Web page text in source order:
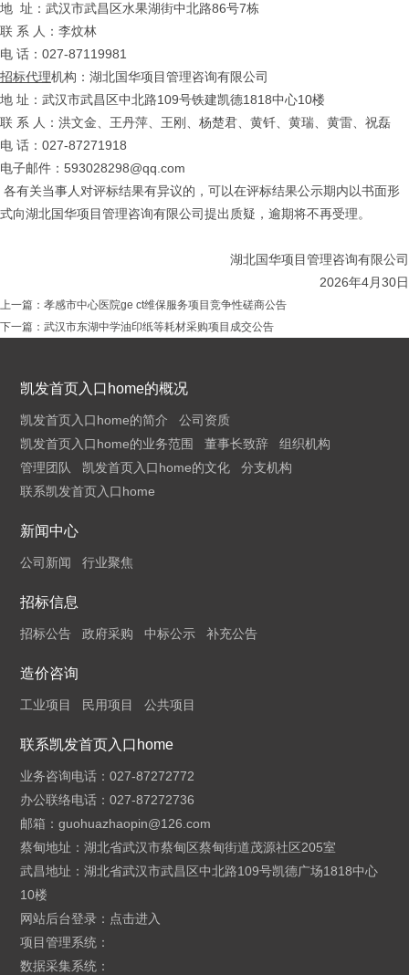
地 址：武汉市武昌区水果湖街中北路86号7栋
联 系 人：李炆林
电 话：027-87119981
招标代理机构：湖北国华项目管理咨询有限公司
地 址：武汉市武昌区中北路109号铁建凯德1818中心10楼
联 系 人：洪文金、王丹萍、王刚、杨楚君、黄钎、黄瑞、黄雷、祝磊
电 话：027-87271918
电子邮件： 593028298@qq.com
各有关当事人对评标结果有异议的，可以在评标结果公示期内以书面形
式向湖北国华项目管理咨询有限公司提出质疑，逾期将不再受理。
湖北国华项目管理咨询有限公司
2026年4月30日
上一篇： 孝感市中心医院ge ct维保服务项目竞争性磋商公告
下一篇： 武汉市东湖中学油印纸等耗材采购项目成交公告
凯发首页入口home的概况
凯发首页入口home的简介
公司资质
凯发首页入口home的业务范围
董事长致辞
组织机构
管理团队
凯发首页入口home的文化
分支机构
联系凯发首页入口home
新闻中心
公司新闻 行业聚焦
招标信息
招标公告 政府采购 中标公示 补充公告
造价咨询
工业项目 民用项目 公共项目
联系凯发首页入口home
业务咨询电话：027-87272772
办公联络电话：027-87272736
邮箱：guohuazhaopin@126.com
蔡甸地址：湖北省武汉市蔡甸区蔡甸街道茂源社区205室
武昌地址：湖北省武汉市武昌区中北路109号凯德广场1818中心
10楼
网站后台登录： 点击进入
项目管理系统：
数据采集系统：